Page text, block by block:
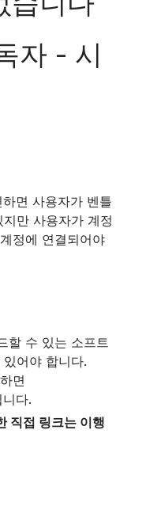
자 - 시
면 사용자가 벤틀
만 사용자가 계정
정에 연결되어야
할 수 있는 소프트
어야 합니다.
면
다.
직접 링크는 이행